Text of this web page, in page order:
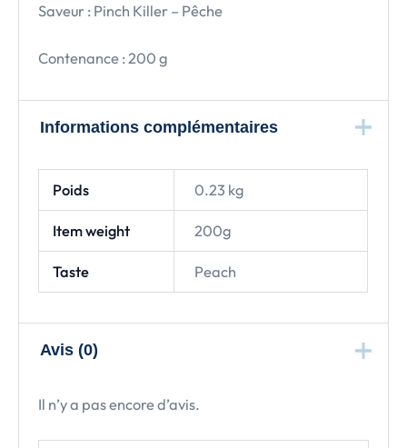
Saveur : Pinch Killer – Pêche
Contenance : 200 g
Informations complémentaires
Poids 0.23 kg
Item weight 200g
Taste Peach
Avis (0)
Il n’y a pas encore d’avis.